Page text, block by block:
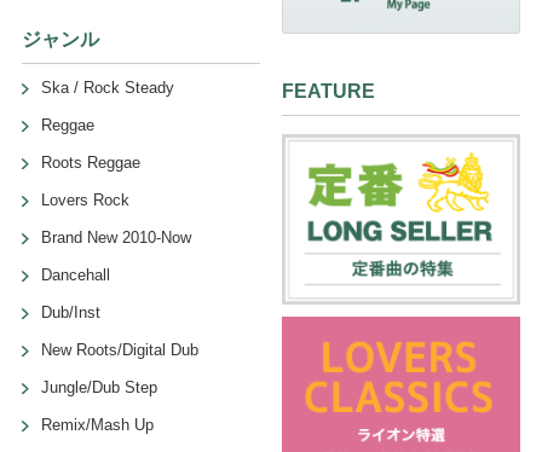
ジャンル
Ska / Rock Steady
Reggae
Roots Reggae
Lovers Rock
Brand New 2010-Now
Dancehall
Dub/Inst
New Roots/Digital Dub
Jungle/Dub Step
Remix/Mash Up
FEATURE